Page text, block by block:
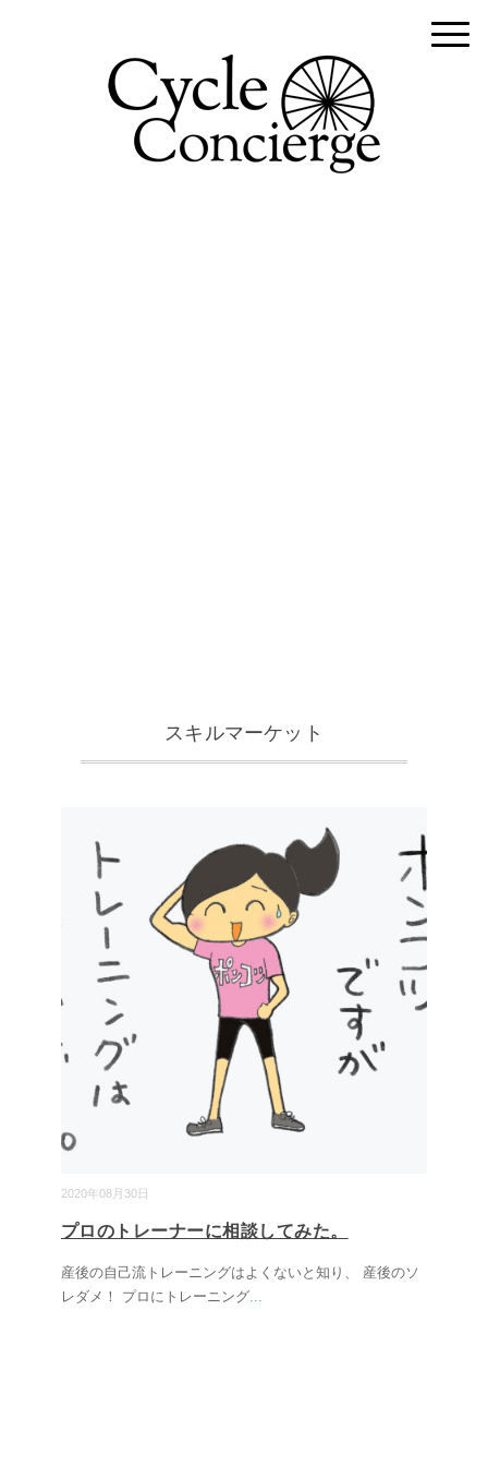
スキルマーケット
2020年08月30日
プロのトレーナーに相談してみた。
産後の自己流トレーニングはよくないと知り、 産後のソ
レダメ！ プロにトレーニング...